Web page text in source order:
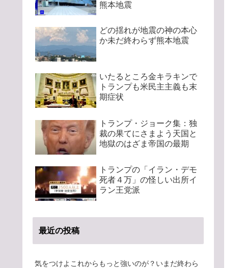
熊本地震
どの揺れが地震の神の本心
か未だ終わらず熊本地震
いたるところ金キラキンで
トランプも米民主主義も末
期症状
トランプ・ジョーク集：独
裁の果てにさまよう天国と
地獄のはざま帝国の最期
トランプの「イラン・デモ
死者４万」の怪しい出所イ
ラン王党派
最近の投稿
気をつけよこれからもっと強いのが？いまだ終わら